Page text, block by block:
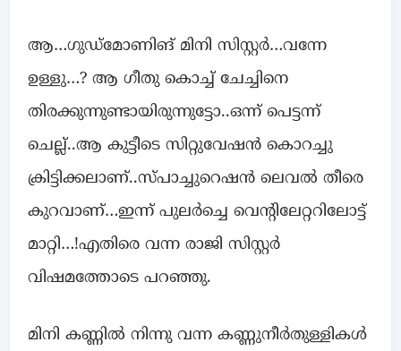
ആ…ഗുഡ്മോണിങ് മിനി സിസ്റ്റർ…വന്നേ
ഉള്ളു…? ആ ഗീതു കൊച്ച് ചേച്ചിനെ
തിരക്കുന്നുണ്ടായിരുന്നുട്ടോ..ഒന്ന് പെട്ടന്ന്
ചെല്ല്..ആ കുട്ടീടെ സിറ്റുവേഷൻ കൊറച്ചു
ക്രിട്ടിക്കലാണ്..സ്പാച്ചുറെഷൻ ലെവൽ തീരെ
കുറവാണ്…ഇന്ന് പുലർച്ചെ വെന്റിലേറ്ററിലോട്ട്
മാറ്റി…!എതിരെ വന്ന രാജി സിസ്റ്റർ
വിഷമത്തോടെ പറഞ്ഞു.
മിനി കണ്ണിൽ നിന്നു വന്ന കണ്ണുനീർതുള്ളികൾ